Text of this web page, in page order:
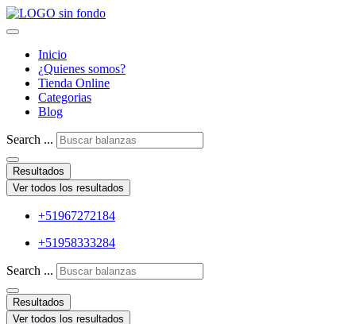
Inicio
¿Quienes somos?
Tienda Online
Categorias
Blog
Search ...
Resultados
Ver todos los resultados
+51967272184
+51958333284
Search ...
Resultados
Ver todos los resultados